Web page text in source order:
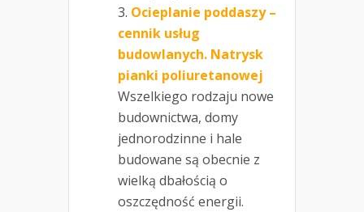
Ocieplanie poddaszy –
cennik usług
budowlanych. Natrysk
pianki poliuretanowej
Wszelkiego rodzaju nowe
budownictwa, domy
jednorodzinne i hale
budowane są obecnie z
wielką dbałością o
oszczędność energii.